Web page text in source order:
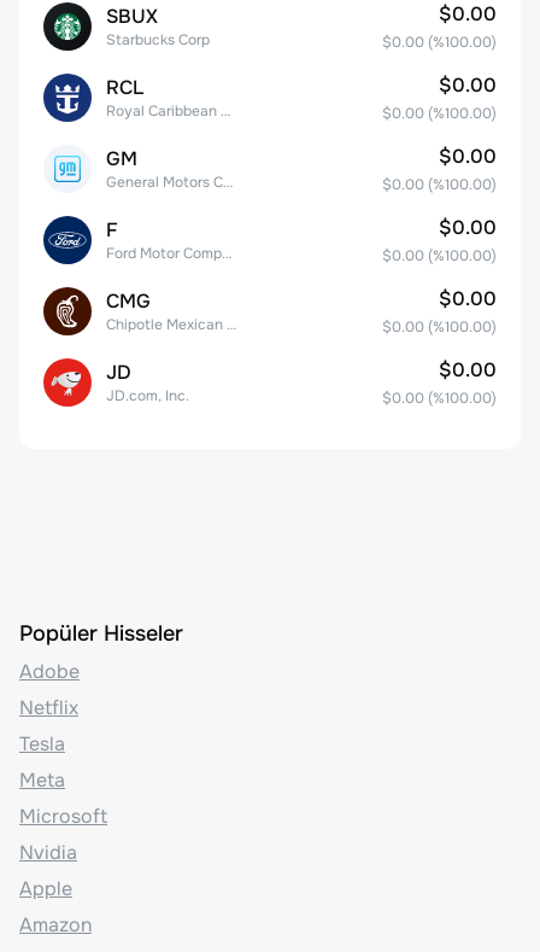
SBUX
Starbucks Corp
$0.00
$0.00 (%100.00)
RCL
Royal Caribbean Group
$0.00
$0.00 (%100.00)
GM
General Motors Company
$0.00
$0.00 (%100.00)
F
Ford Motor Company
$0.00
$0.00 (%100.00)
CMG
Chipotle Mexican Grill, Inc.
$0.00
$0.00 (%100.00)
JD
JD.com, Inc.
$0.00
$0.00 (%100.00)
Popüler Hisseler
Adobe
Netflix
Tesla
Meta
Microsoft
Nvidia
Apple
Amazon